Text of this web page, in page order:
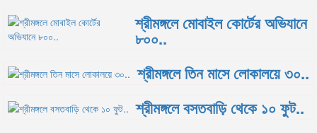
শ্রীমঙ্গলে মোবাইল কোর্টের অভিযানে
৮০০..
শ্রীমঙ্গলে তিন মাসে লোকালয়ে ৩০..
শ্রীমঙ্গলে বসতবাড়ি থেকে ১০ ফুট..